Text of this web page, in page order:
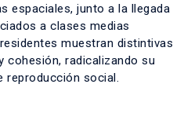
espaciales, junto a la llegada
a clases medias
muestran distintivas
cohesión, radicalizando su
reproducción social.